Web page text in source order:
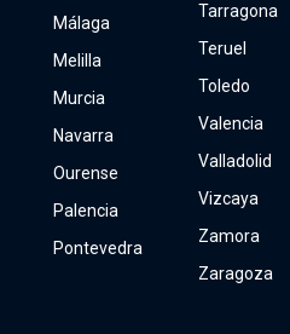
Málaga
Melilla
Murcia
Navarra
Ourense
Palencia
Pontevedra
Tarragona
Teruel
Toledo
Valencia
Valladolid
Vizcaya
Zamora
Zaragoza